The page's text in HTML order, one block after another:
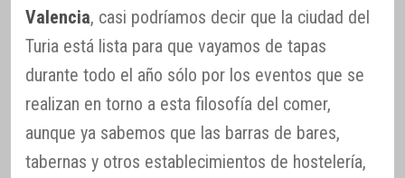
Valencia, casi podríamos decir que la ciudad del
Turia está lista para que vayamos de tapas
durante todo el año sólo por los eventos que se
realizan en torno a esta filosofía del comer,
aunque ya sabemos que las barras de bares,
tabernas y otros establecimientos de hostelería,